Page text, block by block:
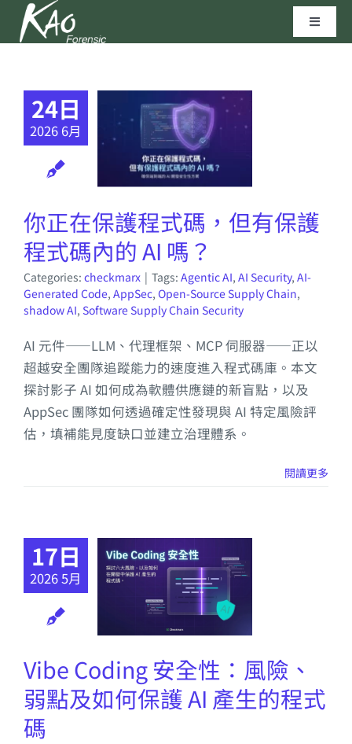
Skip
Toggle
資安實驗室
聯繫我們
高田科技©
24日
2026 6月
你正在保護程式碼，但有保護
程式碼內的 AI 嗎？
Categories: checkmarx | Tags: Agentic AI, AI Security, AI-
Generated Code, AppSec, Open-Source Supply Chain,
shadow AI, Software Supply Chain Security
AI 元件——LLM、代理框架、MCP 伺服器——正以
超越安全團隊追蹤能力的速度進入程式碼庫。本文
探討影子 AI 如何成為軟體供應鏈的新盲點，以及
AppSec 團隊如何透過確定性發現與 AI 特定風險評
估，填補能見度缺口並建立治理體系。
閱讀更多
17日
2026 5月
Vibe Coding 安全性：風險、
弱點及如何保護 AI 產生的程式
碼